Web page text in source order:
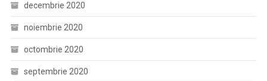
decembrie 2020
noiembrie 2020
octombrie 2020
septembrie 2020